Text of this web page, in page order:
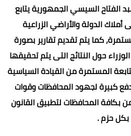
الفتاح السيسي الجمهورية يتابع
أملاك الدولة والأراضي الزراعية
كما يتم تقديم تقارير بصورة
حول النتائج التى يتم تحقيقها
المستمرة من القيادة السياسية
كبيرة لجهود المحافظات وقوات
بكافة المحافظات لتطبيق القانون
بكل حزم .